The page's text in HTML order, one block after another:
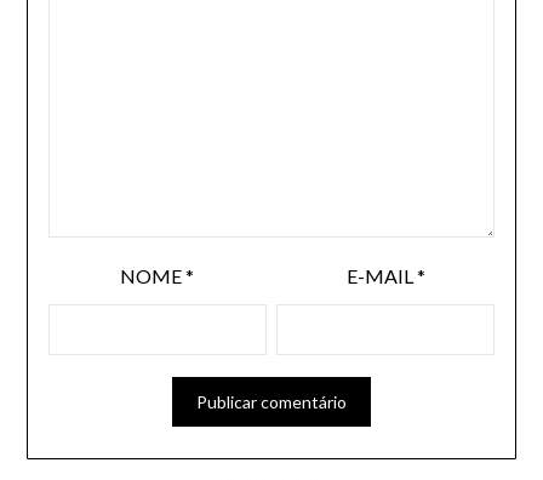
NOME* E-MAIL *